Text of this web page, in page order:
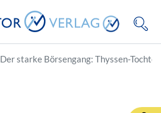
Der starke Börsengang: Thyssen-